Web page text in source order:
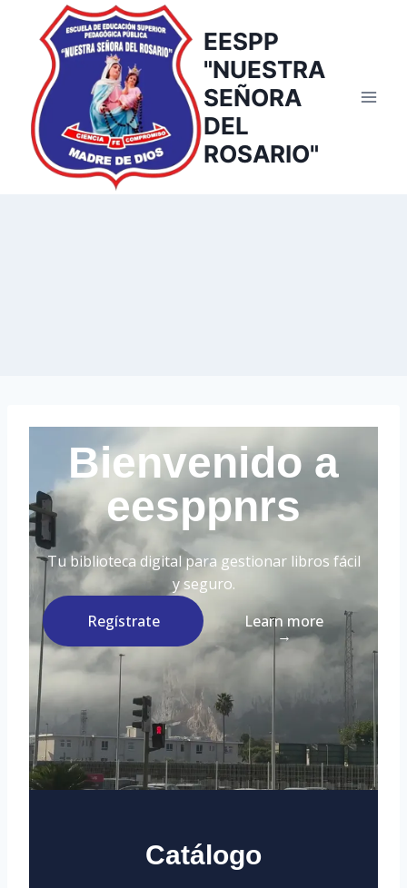
EESPP
"NUESTRA
SEÑORA
DEL
ROSARIO"
Bienvenido a
eesppnrs
Tu biblioteca digital para gestionar libros fácil
y seguro.
Regístrate
Learn more
→
Catálogo